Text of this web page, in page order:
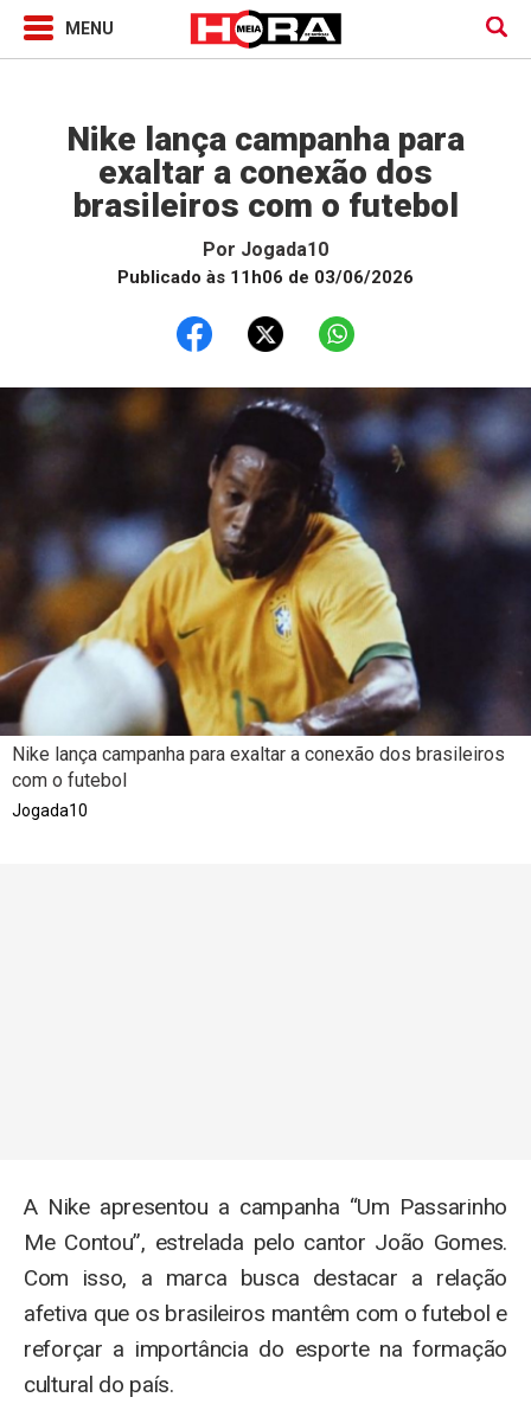
Nike lança campanha para
exaltar a conexão dos
brasileiros com o futebol
Por Jogada10
Publicado às 11h06 de 03/06/2026
Nike lança campanha para exaltar a conexão dos brasileiros
com o futebol
Jogada10
A Nike apresentou a campanha “Um Passarinho
Me Contou”, estrelada pelo cantor João Gomes.
Com isso, a marca busca destacar a relação
afetiva que os brasileiros mantêm com o futebol e
reforçar a importância do esporte na formação
cultural do país.